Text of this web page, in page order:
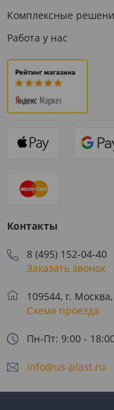
Комплексные
Работа у нас
Контакты
8 (495) 152-04-40
Заказать звонок
109544, г.
Схема проезда
Пн-Пт: 9:00 -
info@us-plast.ru